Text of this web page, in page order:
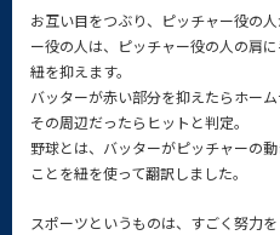
お互い目をつぶり、ピッチャー役の
ー役の人は、ピッチャー役の人の肩
紐を抑えます。
バッターが赤い部分を抑えたらホー
その周辺だったらヒットと判定。
野球とは、バッターがピッチャーの
ことを紐を使って翻訳しました。
スポーツというものは、すごく努力